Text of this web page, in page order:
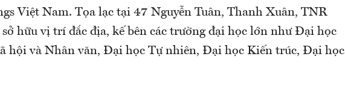
Việt Nam. Tọa lạc tại 47 Nguyễn Tuân, Thanh Xuân, TNR
sở hữu vị trí đắc địa, kế bên các trường đại học lớn như Đại học
hội và Nhân văn, Đại học Tự nhiên, Đại học Kiến trúc, Đại học